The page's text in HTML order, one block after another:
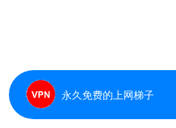
永久免费的上网梯子